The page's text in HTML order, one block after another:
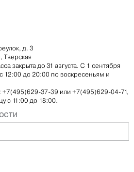
д. 3
Тверская
закрыта до 31 августа. С 1 сентября
12:00 до 20:00 по воскресеньям и
+7(495)629-37-39 или +7(495)629-04-71,
с 11:00 до 18:00.